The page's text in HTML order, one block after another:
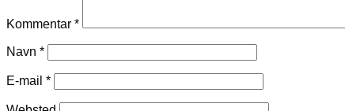
Kommentar *
Navn *
E-mail *